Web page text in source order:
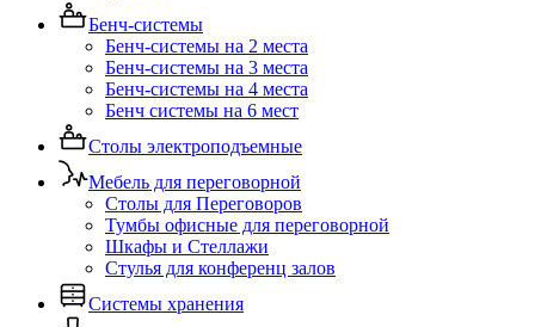
Бенч-системы
Бенч-системы на 2 места
Бенч-системы на 3 места
Бенч-системы на 4 места
Бенч системы на 6 мест
Столы электроподъемные
Мебель для переговорной
Столы для Переговоров
Тумбы офисные для переговорной
Шкафы и Стеллажи
Стулья для конференц залов
Системы хранения